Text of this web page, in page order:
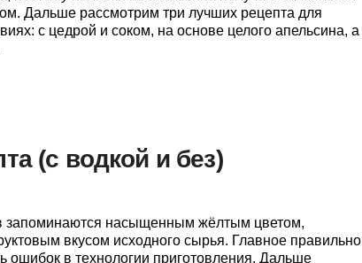
Дальше рассмотрим три лучших рецепта для
с цедрой и соком, на основе целого апельсина, а
(с водкой и без)
запоминаются насыщенным жёлтым цветом,
вкусом исходного сырья. Главное правильно
ошибок в технологии приготовления. Дальше